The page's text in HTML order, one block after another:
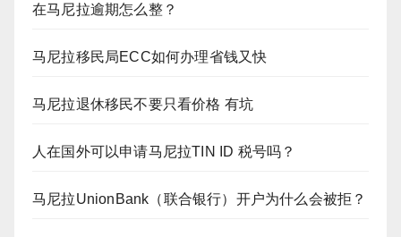
在马尼拉逾期怎么整？
马尼拉移民局ECC如何办理省钱又快
马尼拉退休移民不要只看价格 有坑
人在国外可以申请马尼拉TIN ID 税号吗？
马尼拉UnionBank（联合银行）开户为什么会被拒？